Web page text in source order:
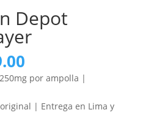
Depot
El
precio
actual
es:
S/79.00.
por ampolla |
| Entrega en Lima y